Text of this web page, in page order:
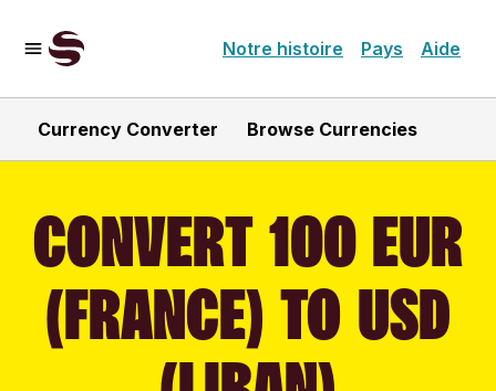
Notre histoire Pays Aide
Currency Converter Browse Currencies
CONVERT 100 EUR
(FRANCE) TO USD